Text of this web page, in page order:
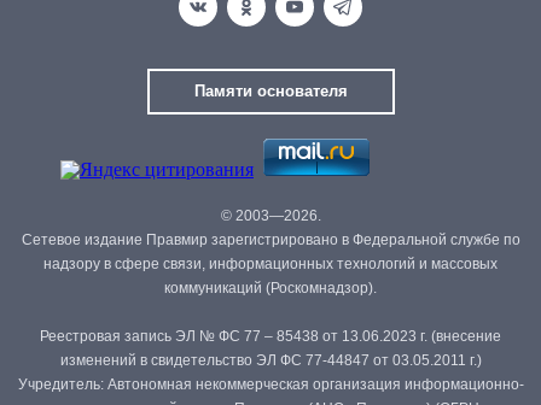
Памяти основателя
© 2003—2026.
Сетевое издание Правмир зарегистрировано в Федеральной службе по
надзору в сфере связи, информационных технологий и массовых
коммуникаций (Роскомнадзор).
Реестровая запись ЭЛ № ФС 77 – 85438 от 13.06.2023 г. (внесение
изменений в свидетельство ЭЛ ФС 77-44847 от 03.05.2011 г.)
Учредитель: Автономная некоммерческая организация информационно-